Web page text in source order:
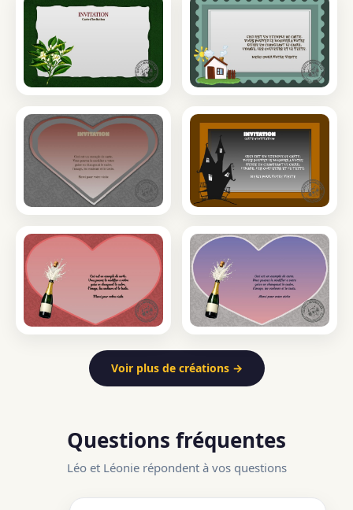
Voir plus de créations →
Questions fréquentes
Léo et Léonie répondent à vos questions